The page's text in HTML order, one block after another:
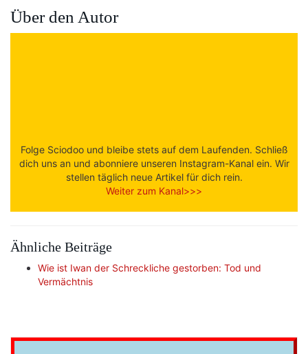
Über den Autor
Folge Sciodoo und bleibe stets auf dem Laufenden. Schließ
dich uns an und abonniere unseren Instagram-Kanal ein. Wir
stellen täglich neue Artikel für dich rein.
Weiter zum Kanal>>>
Ähnliche Beiträge
Wie ist Iwan der Schreckliche gestorben: Tod und
Vermächtnis